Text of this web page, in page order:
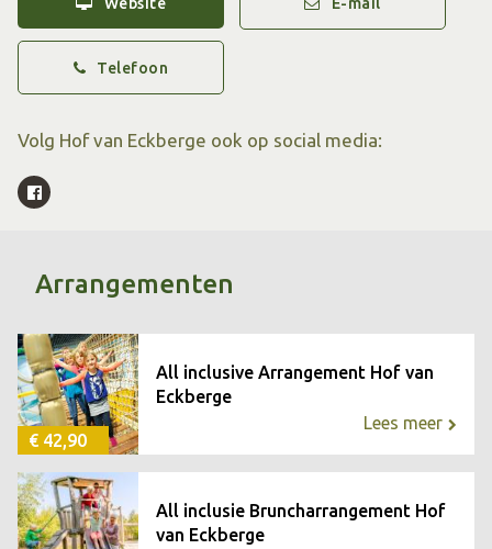
strike op één van de moderne bowlingbanen, scoor een
je vrienden tijdens een spannend potje lasergame.
Tussendoor is het heerlijk bijkomen in ons gezellige
parkrestaurant. Geniet van een goede kop koffie met iets
Telefoon
Volg Hof van Eckberge ook op social media:
Arrangementen
€ 42,90
All inclusive Arrangement Hof van
Eckberge
Lees meer
All inclusie Bruncharrangement Hof
van Eckberge